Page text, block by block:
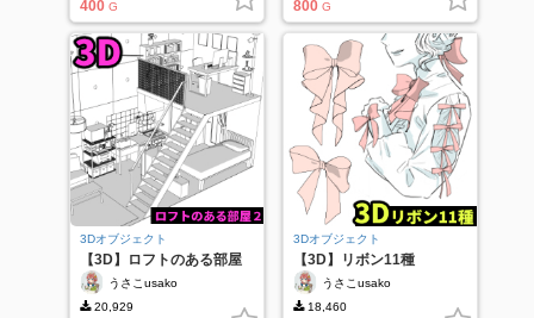
400 G 800 G
3Dオブジェクト
【3D】ロフトのある部屋
２
うさこusako
20,929
3Dオブジェクト
【3D】リボン11種
うさこusako
18,460